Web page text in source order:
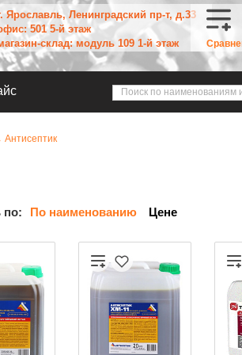
Ярославль, Ленинградский пр-т, д.33
501 5-й этаж
склад: модуль 109 1-й этаж
Антисептик
по: По наименованию Цене